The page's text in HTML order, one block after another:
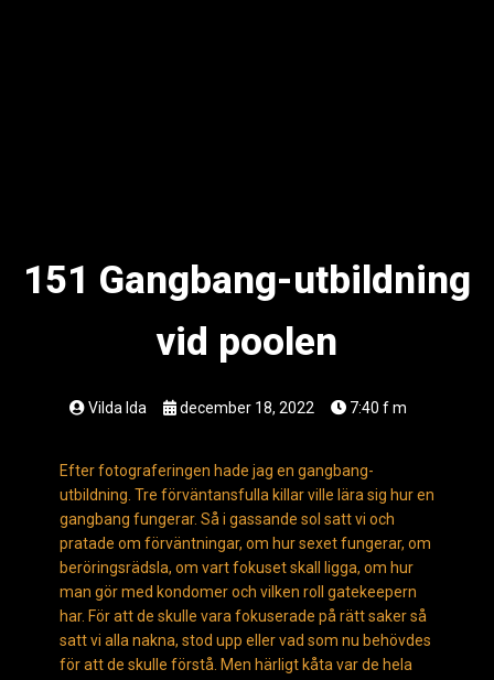
151 Gangbang-utbildning
vid poolen
Vilda Ida december 18, 2022 7:40 f m
Efter fotograferingen hade jag en gangbang-
utbildning. Tre förväntansfulla killar ville lära sig hur en
gangbang fungerar. Så i gassande sol satt vi och
pratade om förväntningar, om hur sexet fungerar, om
beröringsrädsla, om vart fokuset skall ligga, om hur
man gör med kondomer och vilken roll gatekeepern
har. För att de skulle vara fokuserade på rätt saker så
satt vi alla nakna, stod upp eller vad som nu behövdes
för att de skulle förstå. Men härligt kåta var de hela